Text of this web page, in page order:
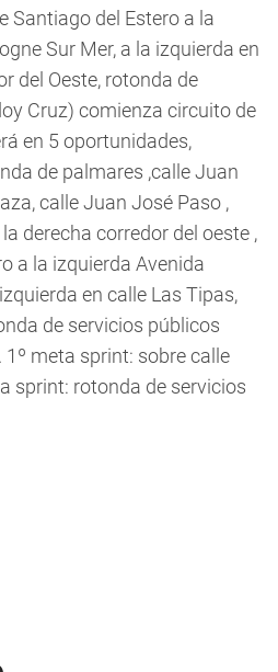
Santiago del Estero a la
Sur Mer, a la izquierda en
del Oeste, rotonda de
Cruz) comienza circuito de
en 5 oportunidades,
de palmares ,calle Juan
calle Juan José Paso ,
derecha corredor del oeste ,
a la izquierda Avenida
en calle Las Tipas,
de servicios públicos
meta sprint: sobre calle
sprint: rotonda de servicios